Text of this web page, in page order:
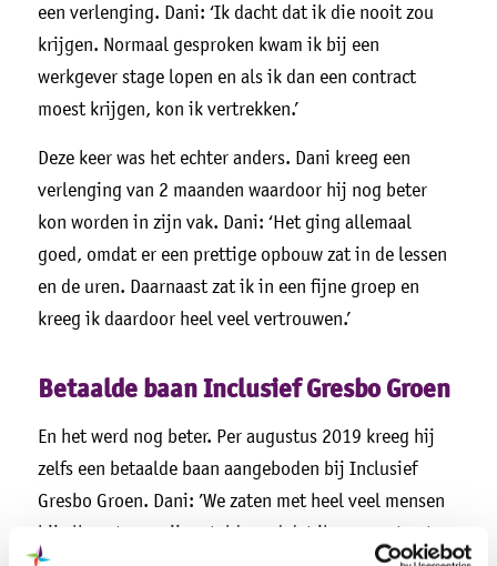
een verlenging. Dani: ‘Ik dacht dat ik die nooit zou
krijgen. Normaal gesproken kwam ik bij een
werkgever stage lopen en als ik dan een contract
moest krijgen, kon ik vertrekken.’
Deze keer was het echter anders. Dani kreeg een
verlenging van 2 maanden waardoor hij nog beter
kon worden in zijn vak. Dani: ‘Het ging allemaal
goed, omdat er een prettige opbouw zat in de lessen
en de uren. Daarnaast zat ik in een fijne groep en
kreeg ik daardoor heel veel vertrouwen.’
Betaalde baan Inclusief Gresbo Groen
En het werd nog beter. Per augustus 2019 kreeg hij
zelfs een betaalde baan aangeboden bij Inclusief
Gresbo Groen. Dani: ’We zaten met heel veel mensen
bij elkaar toen mij verteld werd dat ik een contract